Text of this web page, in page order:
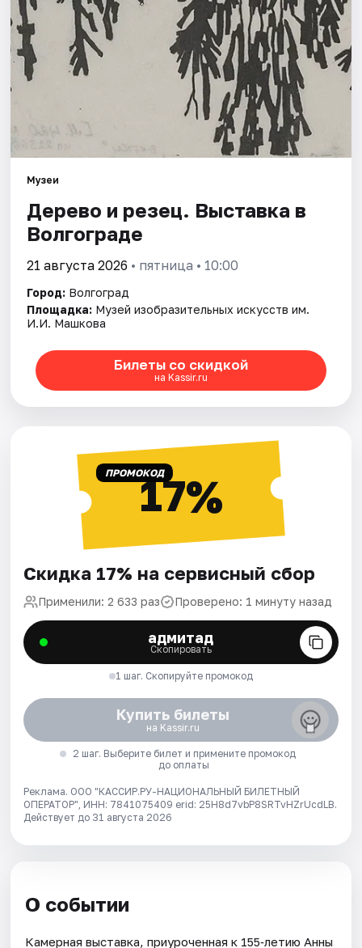
Рейтинги
Музеи
Дерево и резец. Выставка в
Волгограде
21 августа 2026 • пятница • 10:00
Город: Волгоград
Площадка: Музей изобразительных искусств им.
И.И. Машкова
Билеты со скидкой
на Kassir.ru
ПРОМОКОД17%
Скидка 17% на сервисный сбор
Применили: 2 633 раз Проверено: 1 минуту назад
адмитад
Скопировать
1 шаг. Скопируйте промокод
Купить билеты
на Kassir.ru
2 шаг. Выберите билет и примените промокод
до оплаты
Реклама. ООО "КАССИР.РУ-НАЦИОНАЛЬНЫЙ БИЛЕТНЫЙ
ОПЕРАТОР", ИНН: 7841075409 erid: 25H8d7vbP8SRTvHZrUcdLB.
Действует до 31 августа 2026
О событии
Камерная выставка, приуроченная к 155‑летию Анны